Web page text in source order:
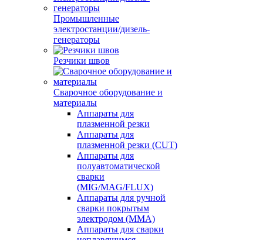
Промышленные
электростанции/дизель-
генераторы
Резчики швов
Сварочное оборудование и
материалы
Аппараты для
плазменной резки
Аппараты для
плазменной резки (CUT)
Аппараты для
полуавтоматической
сварки
(MIG/MAG/FLUX)
Аппараты для ручной
сварки покрытым
электродом (MMA)
Аппараты для сварки